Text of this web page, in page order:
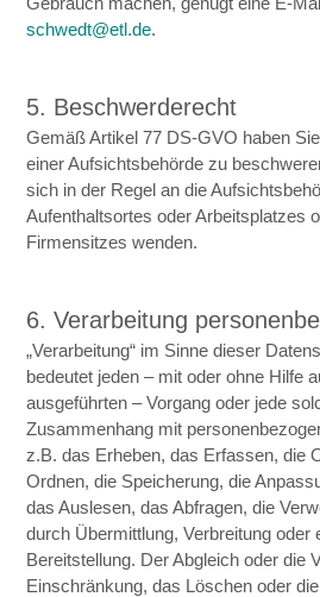
schwedt@etl.de.
5. Beschwerderecht
Gemäß Artikel 77 DS-GVO haben
einer Aufsichtsbehörde zu
sich in der Regel an die
Aufenthaltsortes oder Arbeitsplatzes
Firmensitzes wenden.
6. Verarbeitung
„Verarbeitung“ im Sinne dieser
bedeutet jeden – mit oder ohne Hilfe
ausgeführten – Vorgang oder jede
Zusammenhang mit
z.B. das Erheben, das Erfassen, die
Ordnen, die Speicherung, die
das Auslesen, das Abfragen, die
durch Übermittlung, Verbreitung oder
Bereitstellung. Der Abgleich oder die
Einschränkung, das Löschen oder